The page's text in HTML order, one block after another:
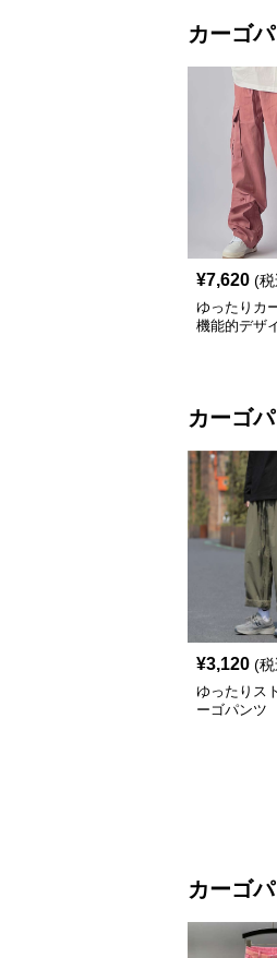
カーゴ
¥7,620 (
ゆったりカ
機能的デザ
カーゴ
¥3,120 (
ゆったりス
ーゴパンツ
カーゴ